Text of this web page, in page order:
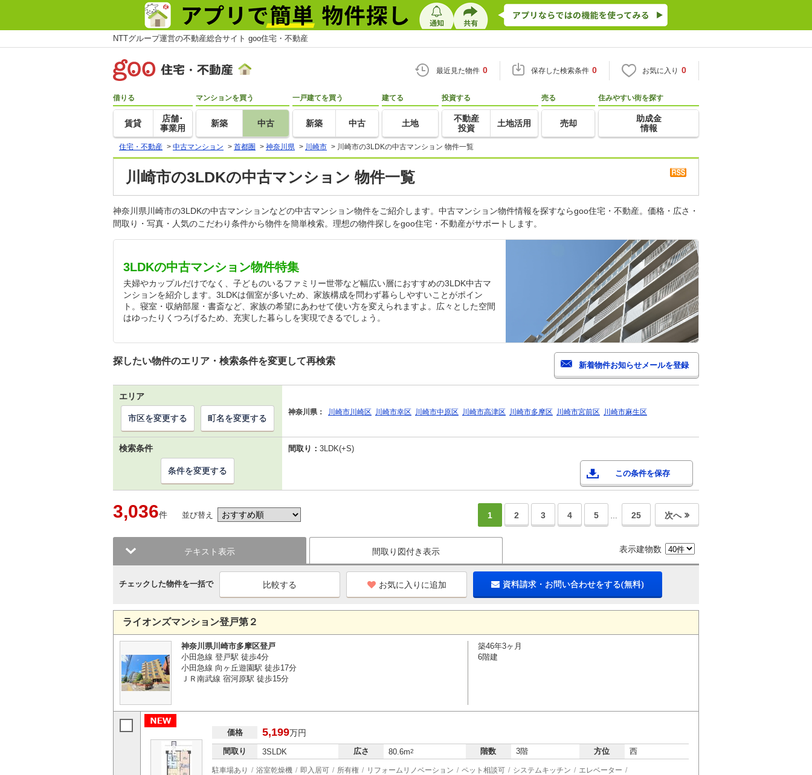
NTTグループ運営の不動産総合サイト goo住宅・不動産
最近見た物件 0 保存した検索条件 0 お気に入り 0
借りる
賃貸
店舗･
事業用
マンションを買う
新築 中古
一戸建てを買う
新築 中古
建てる
土地
投資する
不動産
投資
土地活用
売る
売却
住みやすい街を探す
助成金
情報
住宅・不動産 > 中古マンション > 首都圏 > 神奈川県 > 川崎市 > 川崎市の3LDKの中古マンション 物件一覧
川崎市の3LDKの中古マンション 物件一覧
神奈川県川崎市の3LDKの中古マンションなどの中古マンション物件をご紹介します。中古マンション物件情報を探すならgoo住宅・不動産。価格・広さ・
間取り・写真・人気のこだわり条件から物件を簡単検索。理想の物件探しをgoo住宅・不動産がサポートします。
3LDKの中古マンション物件特集
夫婦やカップルだけでなく、子どものいるファミリー世帯など幅広い層におすすめの3LDK中古マ
ンションを紹介します。3LDKは個室が多いため、家族構成を問わず暮らしやすいことがポイン
ト。寝室・収納部屋・書斎など、家族の希望にあわせて使い方を変えられますよ。広々とした空間
はゆったりくつろげるため、充実した暮らしを実現できるでしょう。
探したい物件のエリア・検索条件を変更して再検索
エリア
神奈川県： 川崎市川崎区 川崎市幸区 川崎市中原区 川崎市高津区 川崎市多摩区 川崎市宮前区 川崎市麻生区
市区を変更する 町名を変更する
検索条件 間取り： 3LDK(+S)
この条件を保存
条件を変更する
3,036件 並び替え 1 2 3 4 5 … 25 次へ
テキスト表示 間取り図付き表示 表示建物数
チェックした物件を一括で お気に入りに追加 資料請求・お問い合わせをする(無料)
ライオンズマンション登戸第２
神奈川県川崎市多摩区登戸
小田急線 登戸駅 徒歩4分
小田急線 向ヶ丘遊園駅 徒歩17分
ＪＲ南武線 宿河原駅 徒歩15分
築46年3ヶ月
6階建
価格 5,199万円
間取り 3SLDK 広さ 80.6m2 階数 3階 方位 西
駐車場あり 浴室乾燥機 即入居可 所有権 リフォームリノベーション ペット相談可 システムキッチン エレベーター